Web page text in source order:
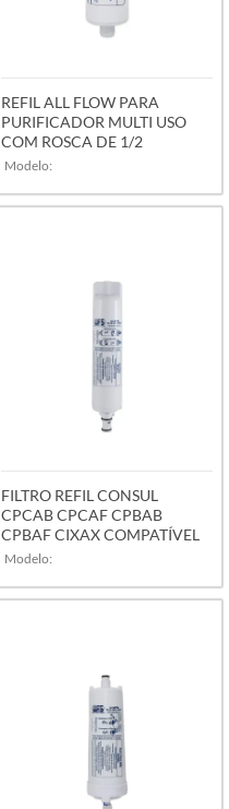
REFIL ALL FLOW PARA
PURIFICADOR MULTI USO
COM ROSCA DE 1/2
Modelo:
FILTRO REFIL CONSUL
CPCAB CPCAF CPBAB
CPBAF CIXAX COMPATÍVEL
Modelo: